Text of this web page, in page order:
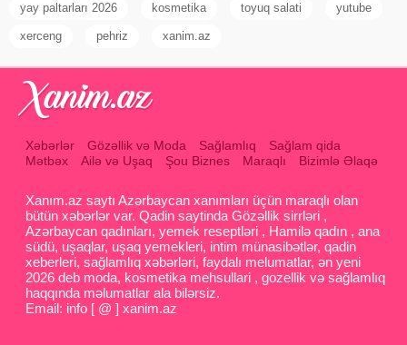
yay paltarları 2026 kosmetika toyuq salati yutube
xerceng pehriz xanim.az
Xəbərlər Gözəllik və Moda Sağlamlıq
Sağlam qida
Mətbəx
Ailə və Uşaq Şou Biznes Maraqlı Bizimlə Əlaqə
Xanım.az saytı Azərbaycan xanımları üçün maraqlı olan
bütün xəbərlər var. Qadin saytinda Gözəllik sirrləri ,
Azərbaycan qadınları, yemek reseptləri , Hamilə qadın , ana
südü, uşaqlar, uşaq yemekleri, intim münasibətlər, qadin
xeberleri, sağlamlıq xəbərləri, faydalı melumatlar, ən yeni
2026 deb moda, kosmetika mehsullari , gozellik və sağlamlıq
haqqında məlumatlar ala bilərsiz.
Email: info [ @ ] xanim.az